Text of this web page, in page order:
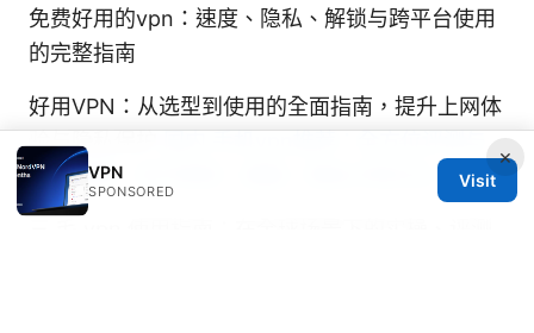
免费好用的vpn：速度、隐私、解锁与跨平台使用
的完整指南
好用VPN：从选型到使用的全面指南，提升上网体
验与隐私保护
实用攻略，含可用性、速度、隐私与性价比
×
VPN
SPONSORED
Visit